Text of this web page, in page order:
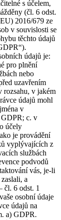
s účelem,
(čl. 6 odst.
2016/679 ze
v souvislosti se
těchto údajů
údajů je:
pro plnění
nebo
uzavřením
rozsahu, v jakém
údajů mohl
v
GDPR; c. v
účely
je provádění
vyplývajících z
službách
podvodů
vás, je-li
a
čl. 6 odst. 1
osobní údaje
údajů na
a) GDPR.